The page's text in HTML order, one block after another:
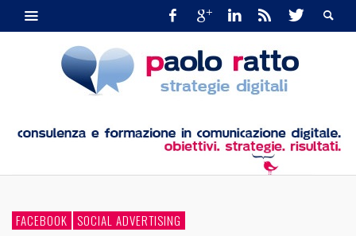
FACEBOOK SOCIAL ADVERTISING